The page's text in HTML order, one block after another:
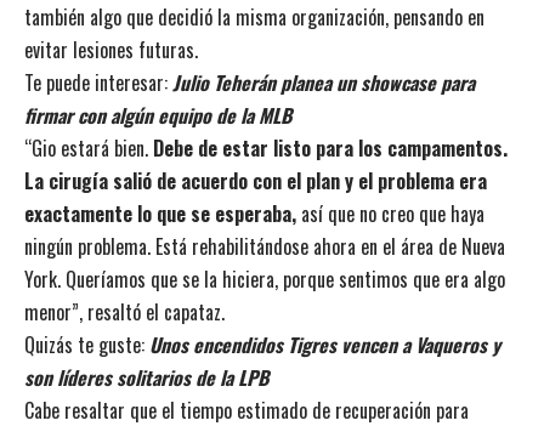
también algo que decidió la misma organización, pensando en
evitar lesiones futuras.
Te puede interesar:Julio Teherán planea un showcase para
firmar con algún equipo de la MLB
“Gio estará bien. Debe de estar listo para los campamentos.
La cirugía salió de acuerdo con el plan y el problema era
exactamente lo que se esperaba, así que no creo que haya
ningún problema. Está rehabilitándose ahora en el área de Nueva
York. Queríamos que se la hiciera, porque sentimos que era algo
menor”, resaltó el capataz.
Quizás te guste: Unos encendidos Tigres vencen a Vaqueros y
son líderes solitarios de la LPB
Cabe resaltar que el tiempo estimado de recuperación para